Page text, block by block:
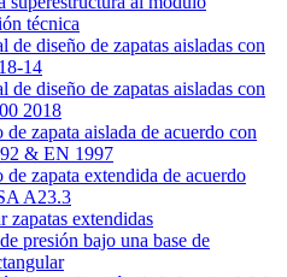
técnica
de diseño de zapatas aisladas con
14
de diseño de zapatas aisladas con
2018
de zapata aislada de acuerdo con
& EN 1997
de zapata extendida de acuerdo
A23.3
zapatas extendidas
presión bajo una base de